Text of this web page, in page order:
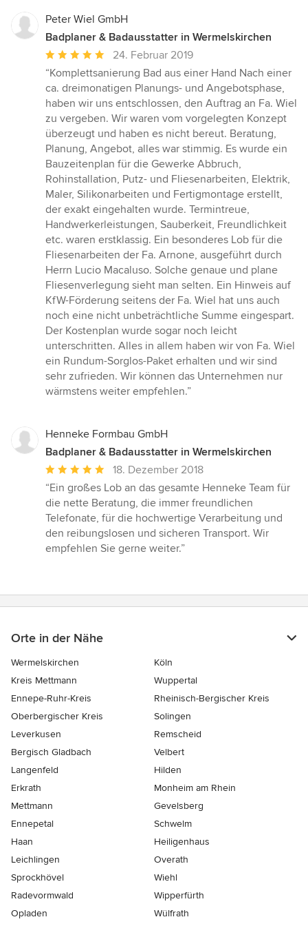
Peter Wiel GmbH
Badplaner & Badausstatter in Wermelskirchen
Durchschnittliche
Bewertung:
5
von
5
Sternen
24. Februar 2019
“Komplettsanierung Bad aus einer Hand Nach einer
ca. dreimonatigen Planungs- und Angebotsphase,
haben wir uns entschlossen, den Auftrag an Fa. Wiel
zu vergeben. Wir waren vom vorgelegten Konzept
überzeugt und haben es nicht bereut. Beratung,
Planung, Angebot, alles war stimmig. Es wurde ein
Bauzeitenplan für die Gewerke Abbruch,
Rohinstallation, Putz- und Fliesenarbeiten, Elektrik,
Maler, Silikonarbeiten und Fertigmontage erstellt,
der exakt eingehalten wurde. Termintreue,
Handwerkerleistungen, Sauberkeit, Freundlichkeit
etc. waren erstklassig. Ein besonderes Lob für die
Fliesenarbeiten der Fa. Arnone, ausgeführt durch
Herrn Lucio Macaluso. Solche genaue und plane
Fliesenverlegung sieht man selten. Ein Hinweis auf
KfW-Förderung seitens der Fa. Wiel hat uns auch
noch eine nicht unbeträchtliche Summe eingespart.
Der Kostenplan wurde sogar noch leicht
unterschritten. Alles in allem haben wir von Fa. Wiel
ein Rundum-Sorglos-Paket erhalten und wir sind
sehr zufrieden. Wir können das Unternehmen nur
wärmstens weiter empfehlen.”
Henneke Formbau GmbH
Badplaner & Badausstatter in Wermelskirchen
Durchschnittliche
Bewertung:
5
von
5
Sternen
18. Dezember 2018
“Ein großes Lob an das gesamte Henneke Team für
die nette Beratung, die immer freundlichen
Telefonate, für die hochwertige Verarbeitung und
den reibungslosen und sicheren Transport. Wir
empfehlen Sie gerne weiter.”
Orte in der Nähe
Wermelskirchen
Köln
Kreis Mettmann
Wuppertal
Ennepe-Ruhr-Kreis
Rheinisch-Bergischer Kreis
Oberbergischer Kreis
Solingen
Leverkusen
Remscheid
Bergisch Gladbach
Velbert
Langenfeld
Hilden
Erkrath
Monheim am Rhein
Mettmann
Gevelsberg
Ennepetal
Schwelm
Haan
Heiligenhaus
Leichlingen
Overath
Sprockhövel
Wiehl
Radevormwald
Wipperfürth
Opladen
Wülfrath